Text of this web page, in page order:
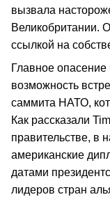
вызвала
Великобритании.
ссылкой на
Главное
возможность
саммита НАТО,
Как рассказали
правительстве, в
американские
датами
лидеров стран